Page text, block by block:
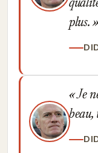
plus.
Je
beau,